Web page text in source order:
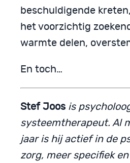
beschuldigende
het voorzichtig
warmte delen,
En toch…
Stef Joos is
systeemtherapeut. Al
jaar is hij actief in de
zorg, meer specifiek